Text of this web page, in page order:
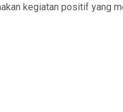
kegiatan positif yang